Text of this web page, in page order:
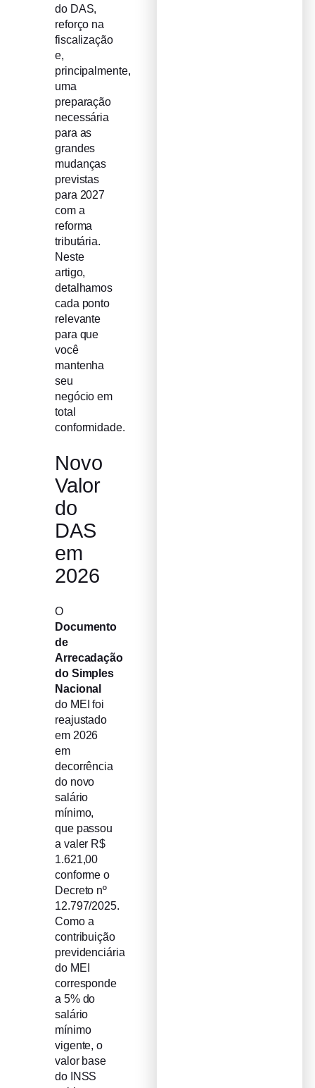
do DAS,
reforço na
fiscalização
e,
principalmente,
uma
preparação
necessária
para as
grandes
mudanças
previstas
para 2027
com a
reforma
tributária.
Neste
artigo,
detalhamos
cada ponto
relevante
para que
você
mantenha
seu
negócio em
total
conformidade.
Novo
Valor
do
DAS
em
2026
O
Documento
de
Arrecadação
do Simples
Nacional
do MEI foi
reajustado
em 2026
em
decorrência
do novo
salário
mínimo,
que passou
a valer R$
1.621,00
conforme o
Decreto nº
12.797/2025.
Como a
contribuição
previdenciária
do MEI
corresponde
a 5% do
salário
mínimo
vigente, o
valor base
do INSS